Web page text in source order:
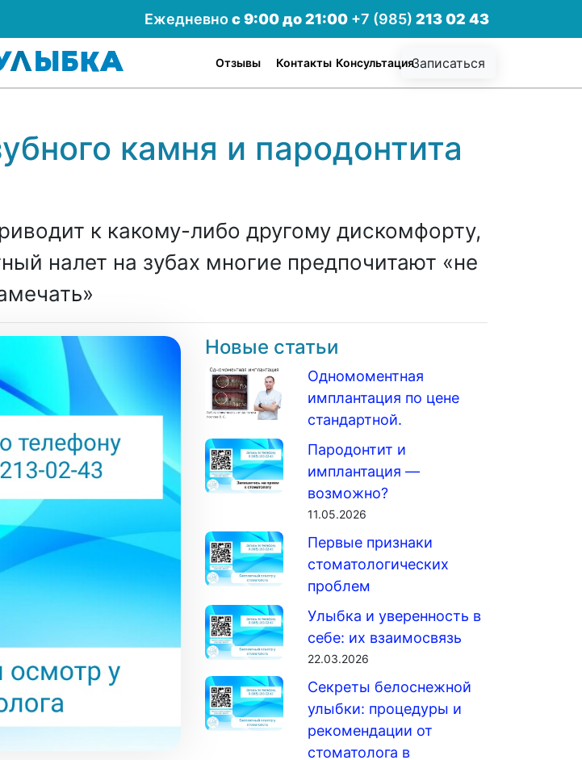
Ежедневнос 9:00 до 21:00 +7 (985)213 02 43
Записаться
Консультация
Контакты
Отзывы
камня и пародонтита
к какому-либо другому дискомфорту,
налет на зубах многие предпочитают «не
Новые статьи
Одномоментная
имплантация по цене
стандартной.
Пародонтит и
имплантация —
возможно?
11.05.2026
Первые признаки
стоматологических
проблем
Улыбка и уверенность в
себе: их взаимосвязь
22.03.2026
Секреты белоснежной
улыбки: процедуры и
рекомендации от
стоматолога в